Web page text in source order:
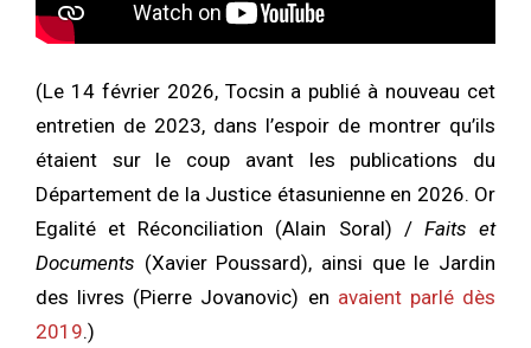
(Le 14 février 2026, Tocsin a publié à nouveau cet
entretien de 2023, dans l’espoir de montrer qu’ils
étaient sur le coup avant les publications du
Département de la Justice étasunienne en 2026. Or
Egalité et Réconciliation (Alain Soral) / Faits et
Documents (Xavier Poussard), ainsi que le Jardin
des livres (Pierre Jovanovic) en avaient parlé dès
2019.)